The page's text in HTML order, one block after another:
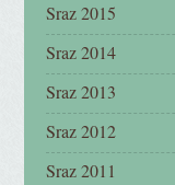
Sraz 2015
Sraz 2014
Sraz 2013
Sraz 2012
Sraz 2011